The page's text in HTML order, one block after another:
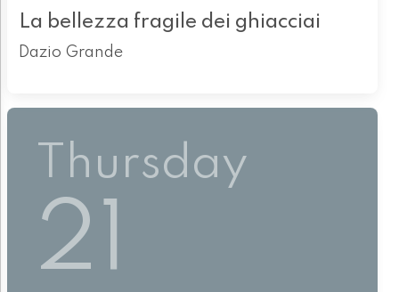
La bellezza fragile dei ghiacciai
Dazio Grande
Thursday
21